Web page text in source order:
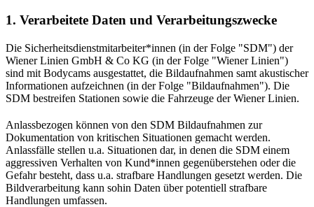
1. Verarbeitete Daten und Verarbeitungszwecke
Die Sicherheitsdienstmitarbeiter*innen (in der Folge "SDM") der
Wiener Linien GmbH & Co KG (in der Folge "Wiener Linien")
sind mit Bodycams ausgestattet, die Bildaufnahmen samt akustischer
Informationen aufzeichnen (in der Folge "Bildaufnahmen"). Die
SDM bestreifen Stationen sowie die Fahrzeuge der Wiener Linien.
Anlassbezogen können von den SDM Bildaufnahmen zur
Dokumentation von kritischen Situationen gemacht werden.
Anlassfälle stellen u.a. Situationen dar, in denen die SDM einem
aggressiven Verhalten von Kund*innen gegenüberstehen oder die
Gefahr besteht, dass u.a. strafbare Handlungen gesetzt werden. Die
Bildverarbeitung kann sohin Daten über potentiell strafbare
Handlungen umfassen.